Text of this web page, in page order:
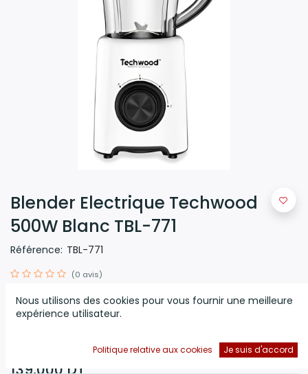
Blender Electrique Techwood
500W Blanc TBL-771
Référence: TBL-771
(0 avis)
Blender bol plastique blanc- Bol plastique capacité1,5 litres-2
Vitesses + Fonction Puls- Nettoyage facile -Pieds anti-dérapant
- Lames en Inox - puissance :
139,000DT
Nous utilisons des cookies pour vous fournir une meilleure
expérience utilisateur.
Politique relative aux cookies Je suis d'accord